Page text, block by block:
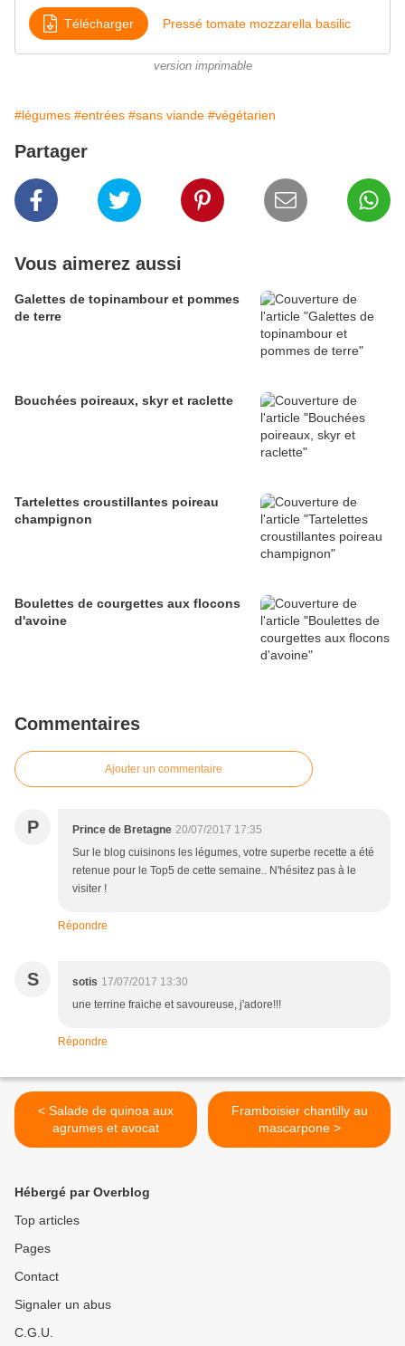
Télécharger Pressé tomate mozzarella basilic
version imprimable
#légumes #entrées #sans viande #végétarien
Partager
Vous aimerez aussi
Galettes de topinambour et pommes
de terre
Bouchées poireaux, skyr et raclette
Tartelettes croustillantes poireau
champignon
Boulettes de courgettes aux flocons
d'avoine
Commentaires
Ajouter un commentaire
P Prince de Bretagne 20/07/2017 17:35
Sur le blog cuisinons les légumes, votre superbe recette a été
retenue pour le Top5 de cette semaine.. N'hésitez pas à le
visiter !
Répondre
S sotis 17/07/2017 13:30
une terrine fraiche et savoureuse, j'adore!!!
Répondre
< Salade de quinoa aux
agrumes et avocat
Framboisier chantilly au
mascarpone >
Hébergé par Overblog
Top articles
Pages
Contact
Signaler un abus
C.G.U.